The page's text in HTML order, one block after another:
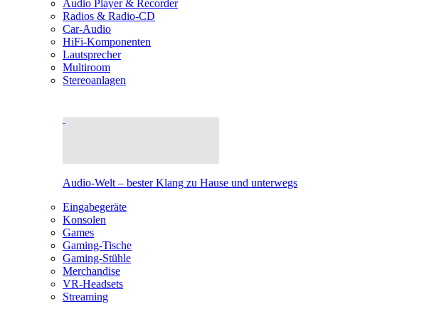
Audio Player & Recorder
Radios & Radio-CD
Car-Audio
HiFi-Komponenten
Lautsprecher
Multiroom
Stereoanlagen
Audio-Welt – bester Klang zu Hause und unterwegs
Eingabegeräte
Konsolen
Games
Gaming-Tische
Gaming-Stühle
Merchandise
VR-Headsets
Streaming